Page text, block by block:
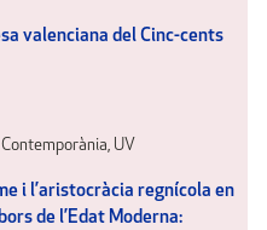
valenciana del Cinc-cents
UV
i l’aristocràcia regnícola en
de l’Edat Moderna: